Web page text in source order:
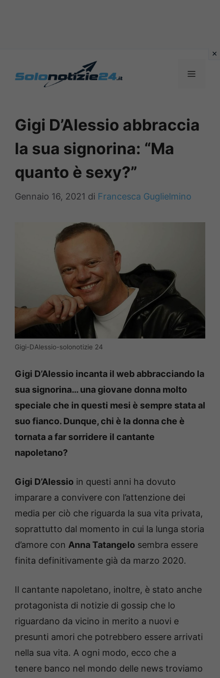
MENU
Gigi D’Alessio abbraccia
la sua signorina: “Ma
quanto è sexy?”
Gennaio 16, 2021 di Francesca Guglielmino
Gigi-DAlessio-solonotizie 24
Gigi D’Alessio incanta il web abbracciando la
sua signorina… una giovane donna molto
speciale che in questi mesi è sempre stata al
suo fianco. Dunque, chi è la donna che è
tornata a far sorridere il cantante
napoletano?
Gigi D’Alessio in questi anni ha dovuto
imparare a convivere con l’attenzione dei
media per ciò che riguarda la sua vita privata,
soprattutto dal momento in cui la lunga storia
d’amore con Anna Tatangelo sembra essere
finita definitivamente già da marzo 2020.
Il cantante napoletano, inoltre, è stato anche
protagonista di notizie di gossip che lo
riguardano da vicino in merito a nuovi e
presunti amori che potrebbero essere arrivati
nella sua vita. A ogni modo, ecco che a
tenere banco nel mondo delle news troviamo